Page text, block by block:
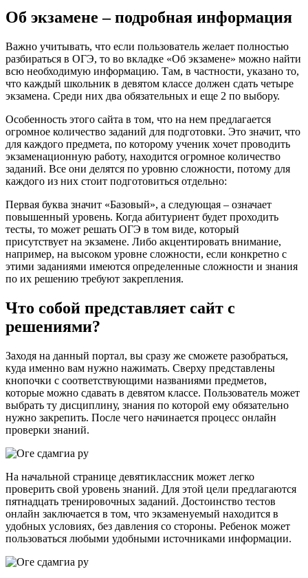
Об экзамене – подробная информация
Важно учитывать, что если пользователь желает полностью
разбираться в ОГЭ, то во вкладке «Об экзамене» можно найти
всю необходимую информацию. Там, в частности, указано то,
что каждый школьник в девятом классе должен сдать четыре
экзамена. Среди них два обязательных и еще 2 по выбору.
Особенность этого сайта в том, что на нем предлагается
огромное количество заданий для подготовки. Это значит, что
для каждого предмета, по которому ученик хочет проводить
экзаменационную работу, находится огромное количество
заданий. Все они делятся по уровню сложности, потому для
каждого из них стоит подготовиться отдельно:
Первая буква значит «Базовый», а следующая – означает
повышенный уровень. Когда абитуриент будет проходить
тесты, то может решать ОГЭ в том виде, который
присутствует на экзамене. Либо акцентировать внимание,
например, на высоком уровне сложности, если конкретно с
этими заданиями имеются определенные сложности и знания
по их решению требуют закрепления.
Что собой представляет сайт с
решениями?
Заходя на данный портал, вы сразу же сможете разобраться,
куда именно вам нужно нажимать. Сверху представлены
кнопочки с соответствующими названиями предметов,
которые можно сдавать в девятом классе. Пользователь может
выбрать ту дисциплину, знания по которой ему обязательно
нужно закрепить. После чего начинается процесс онлайн
проверки знаний.
На начальной странице девятиклассник может легко
проверить свой уровень знаний. Для этой цели предлагаются
пятнадцать тренировочных заданий. Достоинство тестов
онлайн заключается в том, что экзаменуемый находится в
удобных условиях, без давления со стороны. Ребенок может
пользоваться любыми удобными источниками информации.